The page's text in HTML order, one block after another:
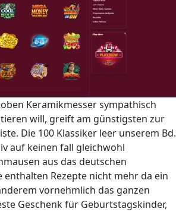
Keramikmesser sympathisch
will, greift am günstigsten zur
Die 100 Klassiker leer unserem Bd.
auf keinen fall gleichwohl
aus das deutschen
enthalten Rezepte nicht mehr da ein
vornehmlich das ganzen
Geschenk für Geburtstagskinder,